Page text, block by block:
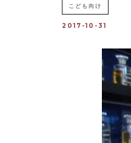
こども向け
2017-10-31